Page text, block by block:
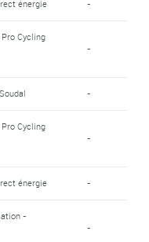
énergie -
Cycling
-
-
Cycling
-
énergie -
-
-